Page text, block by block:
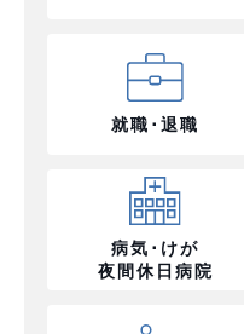
就職･退職
病気･けが
夜間休日病院